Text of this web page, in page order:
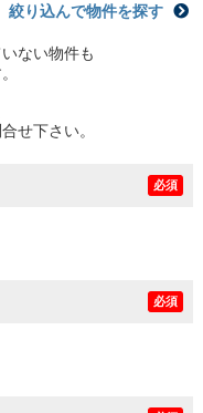
絞り込んで物件を探す
ない物件も
せ下さい。
必須
必須